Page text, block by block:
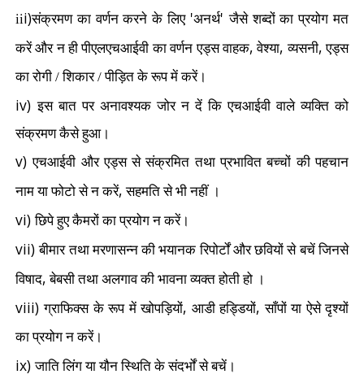
iii)संक्रमण का वर्णन करने के लिए 'अनर्थ'जैसे शब्दों का प्रयोग मत
करें और न ही पीएलएचआईवी का वर्णन एड्स वाहक,वेश्या,व्यसनी,एड्स
का रोगी / शिकार / पीड़ित के रूप में करें।
iv)इस बात पर अनावश्यक जोर न दें कि एचआईवी वाले व्यक्ति को
संक्रमण कैसे हुआ।
v)एचआईवी और एड्स से संक्रमित तथा प्रभावित बच्चों की पहचान
नाम या फोटो से न करें,सहमति से भी नहीं ।
vi)छिपे हुए कैमरों का प्रयोग न करें।
vii)बीमार तथा मरणासन्न की भयानक रिपोर्टों और छवियों से बचें जिनसे
विषाद,बेबसी तथा अलगाव की भावना व्यक्त होती हो ।
viii)ग्राफिक्स के रूप में खोपड़ियों, आडी हड्डियों,साँपों या ऐसे दृश्यों
का प्रयोग न करें।
ix)जाति लिंग या यौन स्थिति के संदर्भों से बचें।